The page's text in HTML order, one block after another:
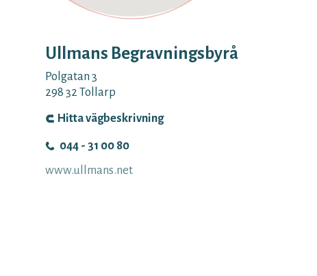
Ullmans Begravningsbyrå
Polgatan 3
298 32Tollarp
Hitta vägbeskrivning
044 - 31 00 80
www.ullmans.net